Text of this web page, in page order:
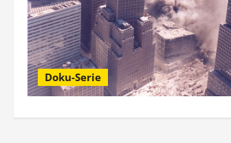
Doku-Serie